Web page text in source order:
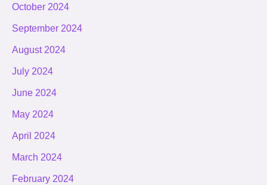
October 2024
September 2024
August 2024
July 2024
June 2024
May 2024
April 2024
March 2024
February 2024